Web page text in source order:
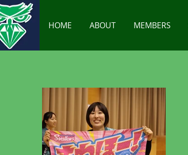
HOME ABOUT MEMBERS